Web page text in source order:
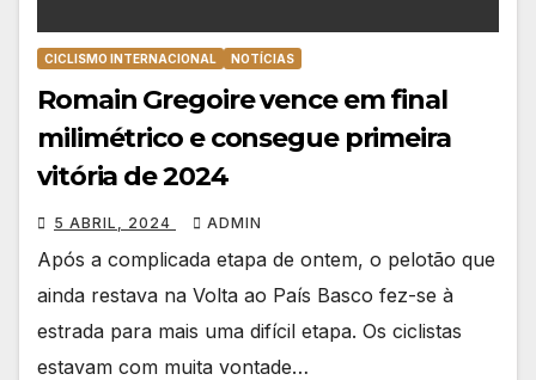
CICLISMO INTERNACIONAL NOTÍCIAS
Romain Gregoire vence em final
milimétrico e consegue primeira
vitória de 2024
5 ABRIL, 2024 ADMIN
Após a complicada etapa de ontem, o pelotão que
ainda restava na Volta ao País Basco fez-se à
estrada para mais uma difícil etapa. Os ciclistas
estavam com muita vontade…